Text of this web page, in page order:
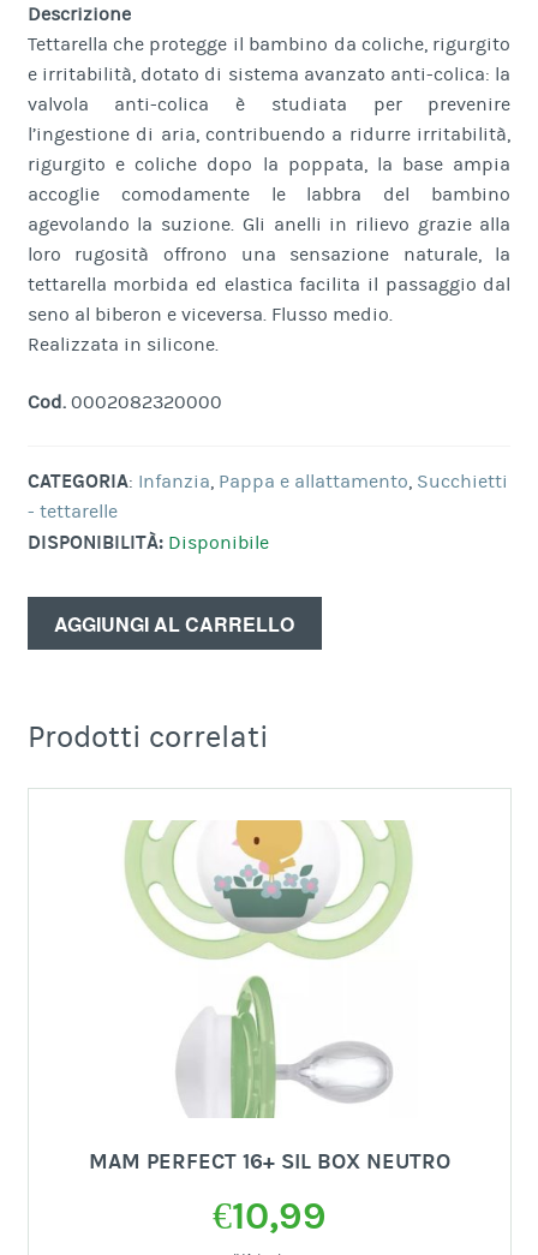
Descrizione
Tettarella che protegge il bambino da coliche, rigurgito
e irritabilità, dotato di sistema avanzato anti-colica: la
valvola anti-colica è studiata per prevenire
l’ingestione di aria, contribuendo a ridurre irritabilità,
rigurgito e coliche dopo la poppata, la base ampia
accoglie comodamente le labbra del bambino
agevolando la suzione. Gli anelli in rilievo grazie alla
loro rugosità offrono una sensazione naturale, la
tettarella morbida ed elastica facilita il passaggio dal
seno al biberon e viceversa. Flusso medio.
Realizzata in silicone.
Cod.0002082320000
CATEGORIA: Infanzia, Pappa e allattamento, Succhietti
- tettarelle
DISPONIBILITÀ: Disponibile
AGGIUNGI AL CARRELLO
Prodotti correlati
MAM PERFECT 16+ SIL BOX NEUTRO
€10,99